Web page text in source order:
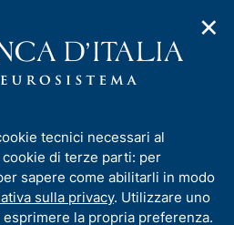
e
l
s
del Direttorio - 2025 /
mercato bancario e finanziario e
✕
tecnici necessari al
di terze parti: per
sapere come abilitarli in modo
sulla privacy. Utilizzare uno
la propria preferenza.